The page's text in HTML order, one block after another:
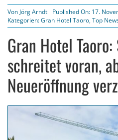
Von Jörg Arndt
Published On: 17.
Kategorien:Gran Hotel Taoro,Top
Gran Hotel
schreitet voran,
Neueröffnung